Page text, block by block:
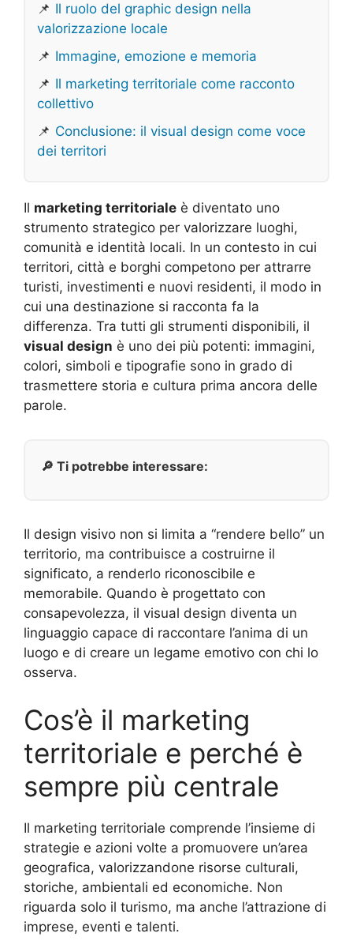
📌 Il ruolo del graphic design nella
valorizzazione locale
📌 Immagine, emozione e memoria
📌 Il marketing territoriale come racconto
collettivo
📌 Conclusione: il visual design come voce
dei territori
Il marketing territoriale è diventato uno
strumento strategico per valorizzare luoghi,
comunità e identità locali. In un contesto in cui
territori, città e borghi competono per attrarre
turisti, investimenti e nuovi residenti, il modo in
cui una destinazione si racconta fa la
differenza. Tra tutti gli strumenti disponibili, il
visual design è uno dei più potenti: immagini,
colori, simboli e tipografie sono in grado di
trasmettere storia e cultura prima ancora delle
parole.
🔎 Ti potrebbe interessare:
Il design visivo non si limita a “rendere bello” un
territorio, ma contribuisce a costruirne il
significato, a renderlo riconoscibile e
memorabile. Quando è progettato con
consapevolezza, il visual design diventa un
linguaggio capace di raccontare l’anima di un
luogo e di creare un legame emotivo con chi lo
osserva.
Cos’è il marketing
territoriale e perché è
sempre più centrale
Il marketing territoriale comprende l’insieme di
strategie e azioni volte a promuovere un’area
geografica, valorizzandone risorse culturali,
storiche, ambientali ed economiche. Non
riguarda solo il turismo, ma anche l’attrazione di
imprese, eventi e talenti.